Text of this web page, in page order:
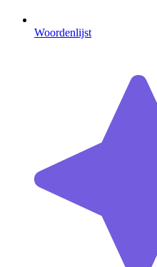
Woordenlijst